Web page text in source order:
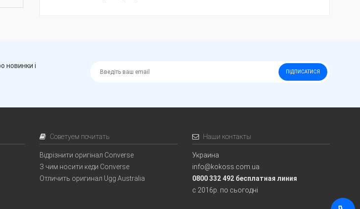
новинки і
ПІДПИСАТИСЯ
Советуем почитать
Відрізнити оригінал Converse
З чим носити кеди Converse
Отличить оригинал Ugg Australia
Наши контакты
Украина
info@kokoss.com.ua
0800 332 492 бесплатная линия
с 2016р. по сьогодні